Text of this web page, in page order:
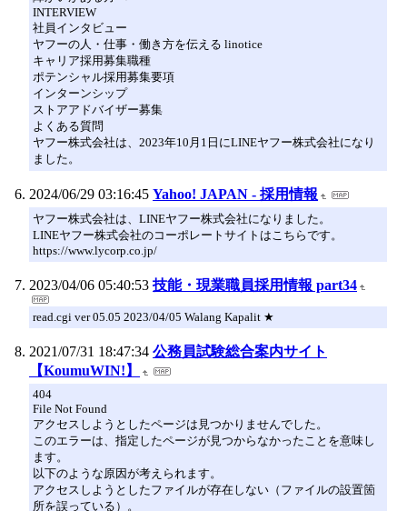
INTERVIEW
社員インタビュー
ヤフーの人・仕事・働き方を伝える linotice
キャリア採用募集職種
ポテンシャル採用募集要項
インターンシップ
ストアアドバイザー募集
よくある質問
ヤフー株式会社は、2023年10月1日にLINEヤフー株式会社になり
ました。
2024/06/29 03:16:45 Yahoo! JAPAN - 採用情報
ヤフー株式会社は、LINEヤフー株式会社になりました。
LINEヤフー株式会社のコーポレートサイトはこちらです。
https://www.lycorp.co.jp/
2023/04/06 05:40:53 技能・現業職員採用情報 part34
read.cgi ver 05.05 2023/04/05 Walang Kapalit ★
2021/07/31 18:47:34 公務員試験総合案内サイト
【KoumuWIN!】
404
File Not Found
アクセスしようとしたページは見つかりませんでした。
このエラーは、指定したページが見つからなかったことを意味し
ます。
以下のような原因が考えられます。
アクセスしようとしたファイルが存在しない（ファイルの設置箇
所を誤っている）。